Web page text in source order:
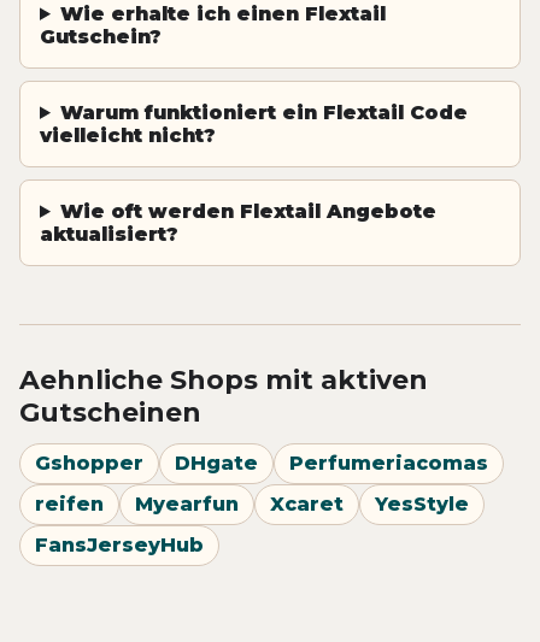
Wie erhalte ich einen Flextail
Gutschein?
Warum funktioniert ein Flextail Code
vielleicht nicht?
Wie oft werden Flextail Angebote
aktualisiert?
Aehnliche Shops mit aktiven
Gutscheinen
Gshopper DHgate
Perfumeriacomas
reifen
Myearfun Xcaret
YesStyle
FansJerseyHub